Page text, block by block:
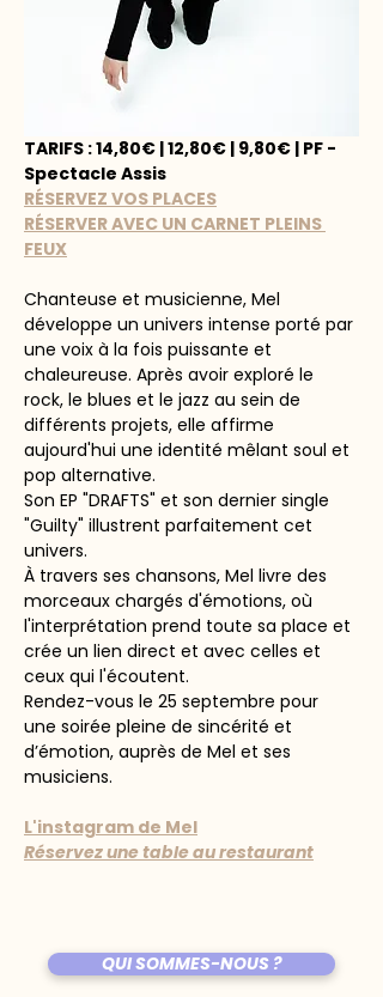
TARIFS : 14,80€ | 12,80€ | 9,80€ | PF -
Spectacle Assis
RÉSERVEZ VOS PLACES
RÉSERVER AVEC UN CARNET PLEINS
FEUX
Chanteuse et musicienne, Mel
développe un univers intense porté par
une voix à la fois puissante et
chaleureuse. Après avoir exploré le
rock, le blues et le jazz au sein de
différents projets, elle affirme
aujourd'hui une identité mêlant soul et
pop alternative.
Son EP "DRAFTS" et son dernier single
"Guilty" illustrent parfaitement cet
univers.
À travers ses chansons, Mel livre des
morceaux chargés d'émotions, où
l'interprétation prend toute sa place et
crée un lien direct et avec celles et
ceux qui l'écoutent.
Rendez-vous le 25 septembre pour
une soirée pleine de sincérité et
d’émotion, auprès de Mel et ses
musiciens.
L'instagram de Mel
Réservez une table au restaurant
QUI SOMMES-NOUS ?